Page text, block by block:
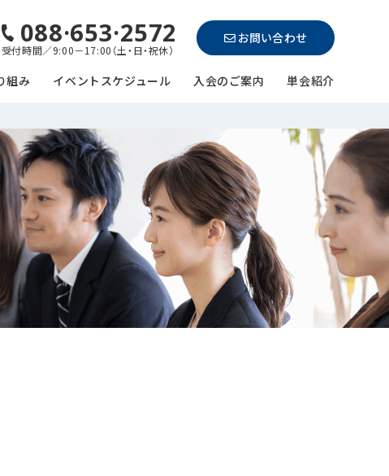
088·653·2572
受付時間／9:00－17:00（土・日・祝休）
お問い合わせ
組み イベントスケジュール 入会のご案内 単会紹介